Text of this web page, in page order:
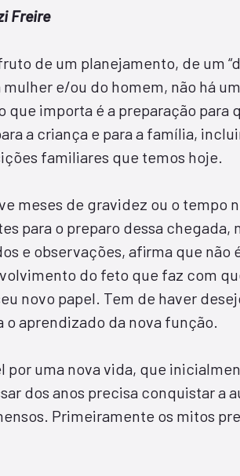
Freire
de um planejamento, de um
e/ou do homem, não há
que importa é a preparação para
a criança e para a família,
familiares que temos hoje.
meses de gravidez ou o tempo
para o preparo dessa chegada,
e observações, afirma que não
do feto que faz com
novo papel. Tem de haver
aprendizado da nova função.
por uma nova vida, que
dos anos precisa conquistar a
Primeiramente os mitos